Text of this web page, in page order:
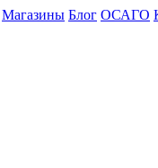
Магазины Блог ОСАГО